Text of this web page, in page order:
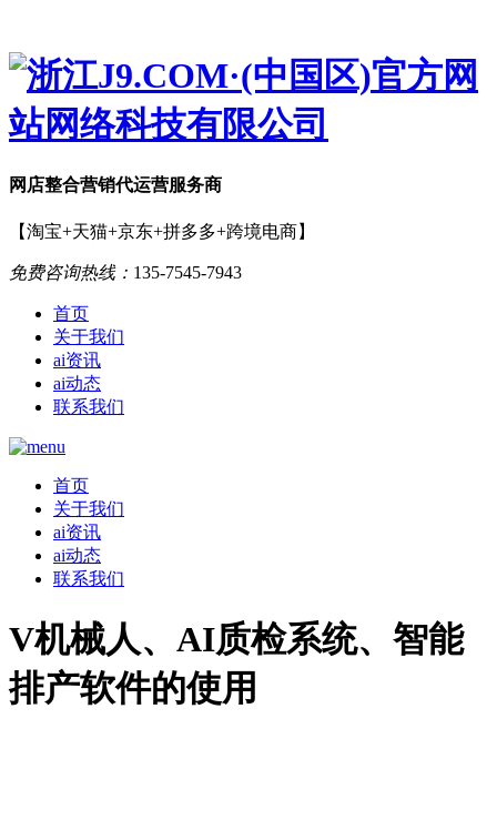
网店整合营销代运营服务商
【淘宝+天猫+京东+拼多多+跨境电商】
免费咨询热线： 135-7545-7943
首页
关于我们
ai资讯
ai动态
联系我们
首页
关于我们
ai资讯
ai动态
联系我们
V机械人、AI质检系统、智能
排产软件的使用